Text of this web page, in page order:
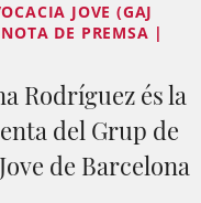
JOVE (GAJ
DE PREMSA |
Rodríguez és la
del Grup de
de Barcelona